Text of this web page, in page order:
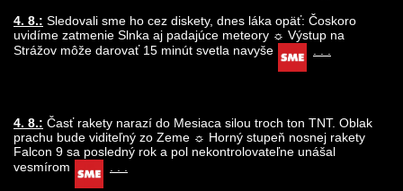
4. 8.: Sledovali sme ho cez diskety, dnes láka opäť: Čoskoro
uvidíme zatmenie Slnka aj padajúce meteory ☼ Výstup na
Strážov môže darovať 15 minút svetla navyše
4. 8.: Časť rakety narazí do Mesiaca silou troch ton TNT. Oblak
prachu bude viditeľný zo Zeme ☼ Horný stupeň nosnej rakety
Falcon 9 sa posledný rok a pol nekontrolovateľne unášal
vesmírom